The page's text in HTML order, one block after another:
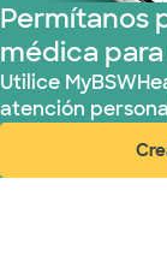
Permítanos
médica
Utilice
atención